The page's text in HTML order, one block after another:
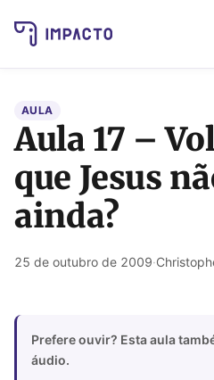
AULA
Aula 17 –
que Jesus
ainda?
25 de outubro de 2009·
Prefere ouvir? Esta aula
áudio.